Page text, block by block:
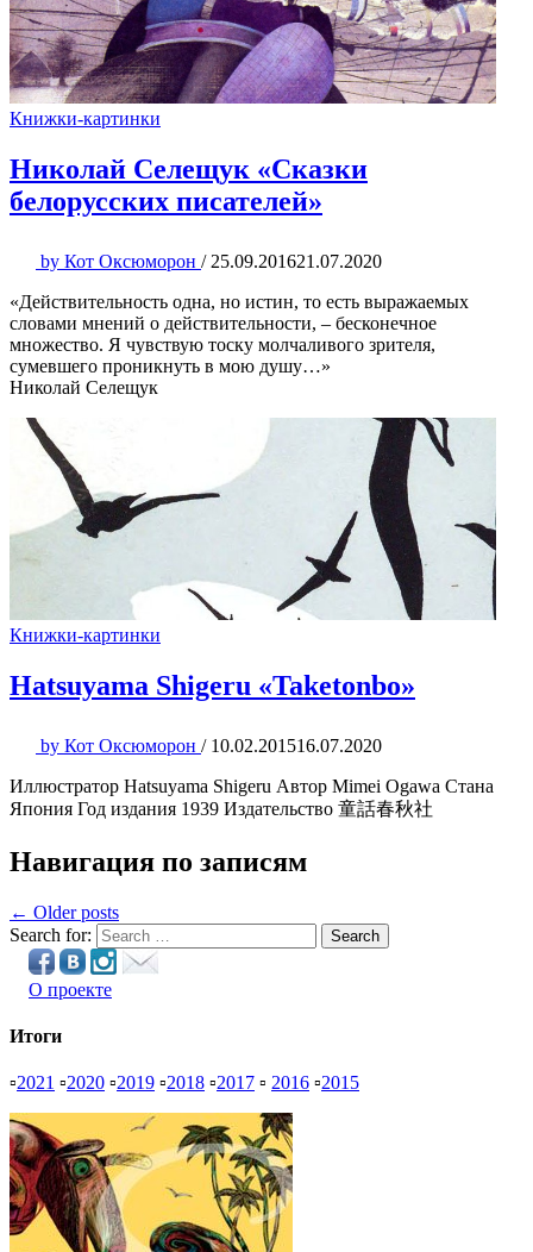
Книжки-картинки
Николай Селещук «Сказки
белорусских писателей»
by Кот Оксюморон / 25.09.201621.07.2020
«Действительность одна, но истин, то есть выражаемых
словами мнений о действительности, – бесконечное
множество. Я чувствую тоску молчаливого зрителя,
сумевшего проникнуть в мою душу…»
Николай Селещук
Книжки-картинки
Hatsuyama Shigeru «Taketonbo»
by Кот Оксюморон / 10.02.201516.07.2020
Иллюстратор Hatsuyama Shigeru Автор Mimei Ogawa Стана
Япония Год издания 1939 Издательство 童話春秋社
Навигация по записям
← Older posts
Search for:
Search
О проекте
Итоги
▫2021 ▫2020 ▫2019 ▫2018 ▫2017 ▫ 2016 ▫2015